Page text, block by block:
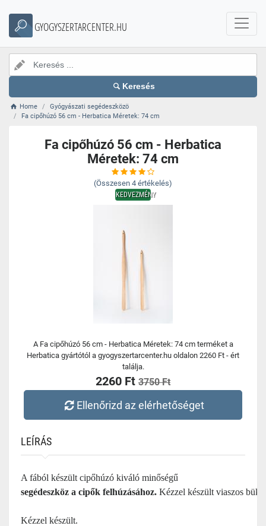
GYOGYSZERTARCENTER.HU
Keresés
Home
Gyógyászati segédeszközö
Fa cipőhúzó 56 cm - Herbatica Méretek: 74 cm
Fa cipőhúzó 56 cm - Herbatica
Méretek: 74 cm
(Összesen 4 értékelés)
KEDVEZMÉNY
A Fa cipőhúzó 56 cm - Herbatica Méretek: 74 cm terméket a
Herbatica gyártótól a gyogyszertarcenter.hu oldalon 2260 Ft - ért
találja.
2260 Ft 3750 Ft
Ellenőrizd az elérhetőséget
LEÍRÁS
A fából készült cipőhúzó kiváló minőségű
segédeszköz a cipők felhúzásához. Kézzel készült viaszos
Kézzel készült.